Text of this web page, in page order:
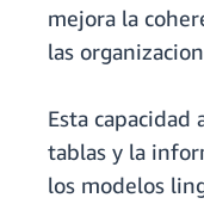
mejora la
las
Esta capacidad
tablas y la
los modelos